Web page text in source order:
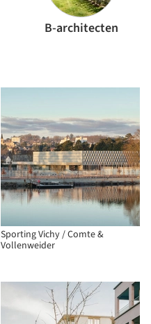
B-architecten
Sporting Vichy / Comte &
Vollenweider